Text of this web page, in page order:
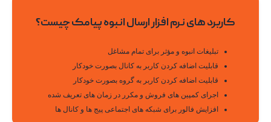
کاربرد های نرم افزار ارسال انبوه پیامک چیست؟
تبلیغات انبوه و مؤثر برای تمام مشاغل
قابلیت اضافه کردن کاربر به کانال بصورت خودکار
قابلیت اضافه کردن کاربر به گروه بصورت خودکار
اجرای کمپین های فروش و مکرر در زمان های تعریف شده
افزایش فالور برای شبکه های اجتماعی پیج ها و کانال ها